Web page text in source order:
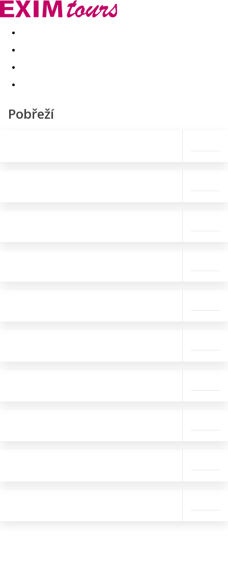
Akční nabídky Last minute
Pobřeží